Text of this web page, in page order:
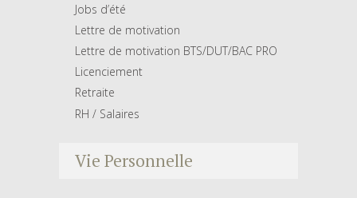
Jobs d’été
Lettre de motivation
Lettre de motivation BTS/DUT/BAC PRO
Licenciement
Retraite
RH / Salaires
Vie Personnelle